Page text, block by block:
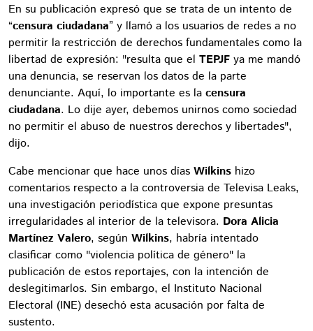
En su publicación expresó que se trata de un intento de
“censura ciudadana” y llamó a los usuarios de redes a no
permitir la restricción de derechos fundamentales como la
libertad de expresión: "resulta que el TEPJF ya me mandó
una denuncia, se reservan los datos de la parte
denunciante. Aquí, lo importante es la censura
ciudadana. Lo dije ayer, debemos unirnos como sociedad
no permitir el abuso de nuestros derechos y libertades",
dijo.
Cabe mencionar que hace unos días Wilkins hizo
comentarios respecto a la controversia de Televisa Leaks,
una investigación periodística que expone presuntas
irregularidades al interior de la televisora. Dora Alicia
Martínez Valero, según Wilkins, habría intentado
clasificar como "violencia política de género" la
publicación de estos reportajes, con la intención de
deslegitimarlos. Sin embargo, el Instituto Nacional
Electoral (INE) desechó esta acusación por falta de
sustento.